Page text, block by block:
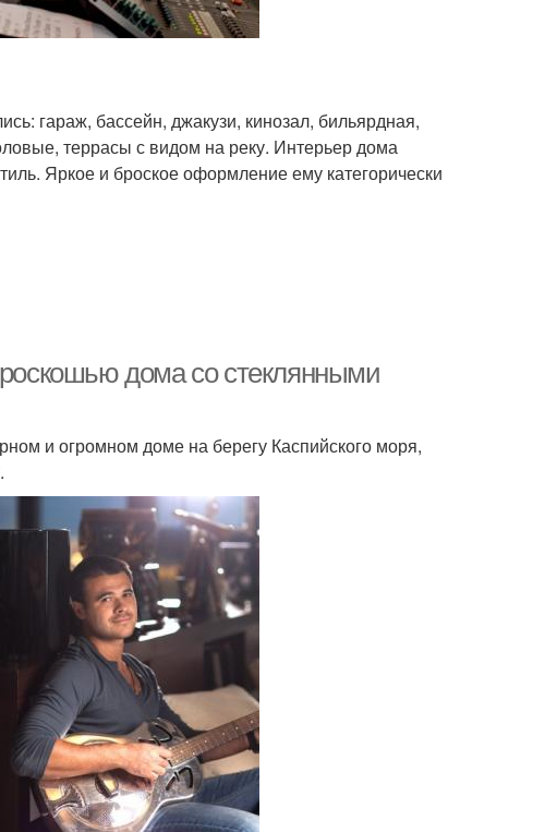
гараж, бассейн, джакузи, кинозал, бильярдная,
террасы с видом на реку. Интерьер дома
Яркое и броское оформление ему категорически
дома со стеклянными
и огромном доме на берегу Каспийского моря,